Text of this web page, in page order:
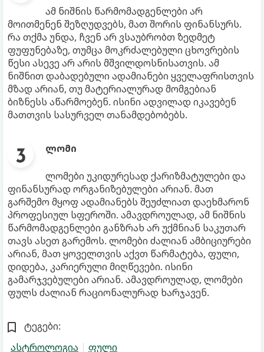
ამ ნიშნის წარმომადგენლები არ
მოითმენენ შეზღუდვებს, მათ შორის ფინანსურს.
რა თქმა უნდა, ჩვენ არ ვსაუბრობთ ზედმეტ
ფუფუნებაზე, თუმცა მოკრძალებული ცხოვრების
წესი ასევე არ არის მშვილდოსნისათვის. ამ
ნიშნით დაბადებული ადამიანები ყველაფრისთვის
მზად არიან, თუ მატერიალურად მომგებიან
ბიზნესს აწარმოებენ. ისინი ადვილად იკავებენ
მათთვის სასურველ თანამდებობებს.
ლომი
ლომები უკიდურესად ქარიზმატულები და
ფინანსურად ორგანიზებულები არიან. მათ
გარშემო მყოფ ადამიანებს შეუძლიათ დაეხმარონ
პროფესიულ სფეროში. ამავდროულად, ამ ნიშნის
წარმომადგენლები განზრახ არ უქმნიან საკუთარ
თავს ასეთ გარემოს. ლომები ძალიან ამბიციურები
არიან, მათ ყოველთვის აქვთ წარმატება, ფული,
დიდება, კარიერული მიღწევები. ისინი
გამარჯვებულები არიან. ამავდროულად, ლომები
ფულს ძალიან რაციონალურად ხარჯავენ.
ტეგები:
ასტროლოგია
ფული